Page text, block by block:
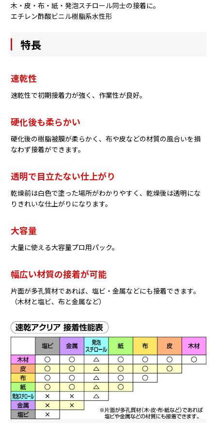
木・皮・布・紙・発泡スチロール同士の接着に。
エチレン酢酸ビニル樹脂系水性形
特長
速乾性
速乾性で初期接着力が強く、作業性が良好。
硬化後も柔らかい
硬化後の樹脂被膜が柔らかく、布や皮などの材質の風合いを損
なわず接着ができます。
透明で目立たない仕上がり
乾燥前は白色で塗った場所がわかりやすく、乾燥後は透明にな
りきれいな仕上がりになります。
大容量
大量に使える大容量プロ用パック。
幅広い材質の接着が可能
片面が多孔質材であれば、塩ビ・金属などにも接着できます。
（木材と塩ビ、布と金属など）